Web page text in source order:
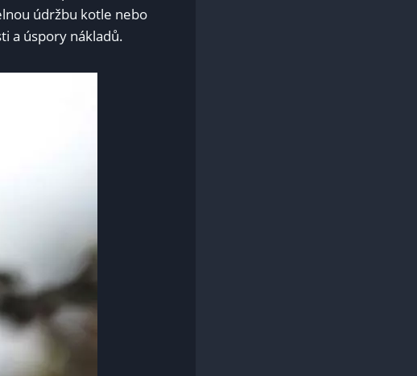
údržbu kotle nebo
a úspory nákladů.